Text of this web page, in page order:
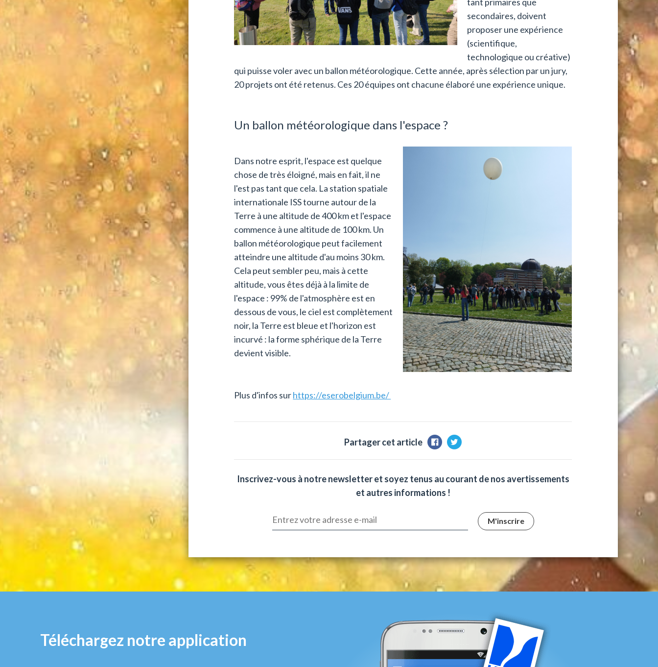
secondaires, doivent
proposer une expérience
(scientifique,
technologique ou créative)
qui puisse voler avec un ballon météorologique. Cette année, après sélection par un jury,
20 projets ont été retenus. Ces 20 équipes ont chacune élaboré une expérience unique.
Un ballon météorologique dans l'espace ?
Dans notre esprit, l'espace est quelque
chose de très éloigné, mais en fait, il ne
l'est pas tant que cela. La station spatiale
internationale ISS tourne autour de la
Terre à une altitude de 400 km et l'espace
commence à une altitude de 100 km. Un
ballon météorologique peut facilement
atteindre une altitude d'au moins 30 km.
Cela peut sembler peu, mais à cette
altitude, vous êtes déjà à la limite de
l'espace : 99% de l'atmosphère est en
dessous de vous, le ciel est complètement
noir, la Terre est bleue et l'horizon est
incurvé : la forme sphérique de la Terre
devient visible.
Plus d'infos surhttps://eserobelgium.be/
Partager cet article
Inscrivez-vous à notre newsletter et soyez tenus au courant de nos avertissements
et autres informations !
M'inscrire
Téléchargez notre application